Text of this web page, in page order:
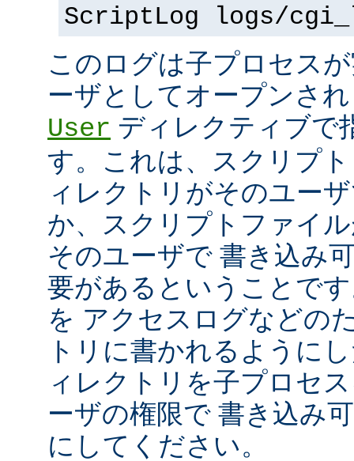
ScriptLog logs/
このログは子プロセス
ーザとしてオープンさ
User ディレクティブで
す。これは、スクリプ
ィレクトリがそのユー
か、スクリプトファイ
そのユーザで 書き込み
要があるということで
を アクセスログなどの
トリに書かれるように
ィレクトリを子プロセ
ーザの権限で 書き込み
にしてください。